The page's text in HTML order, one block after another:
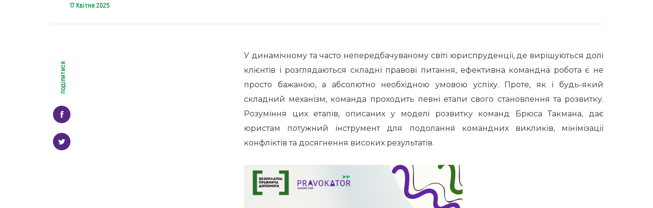
17 Квітня 2025
поділитися
У динамічному та часто непередбачуваному світі юриспруденції, де вирішуються долі
клієнтів і розглядаються складні правові питання, ефективна командна робота є не
просто бажаною, а абсолютно необхідною умовою успіху. Проте, як і будь-який
складний механізм, команда проходить певні етапи свого становлення та розвитку.
Розуміння цих етапів, описаних у моделі розвитку команд Брюса Такмана, дає
юристам потужний інструмент для подолання командних викликів, мінімізації
конфліктів та досягнення високих результатів.